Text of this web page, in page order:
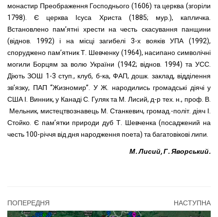
монастир Преображення Господнього (1606) та церква (згоріли
1798). Є церква Ісуса Христа (1885; мур.), капличка.
Встановлено пам’ятні хрести на честь скасування панщини
(віднов. 1992) і на місці загибелі 3-х вояків УПА (1992),
споруджено пам’ятник Т. Шевченку (1964), насипано символічні
могили Борцям за волю України (1942; віднов. 1994) та УСС.
Діють ЗОШ 1-3 ступ., клуб, б-ка, ФАП, дошк. заклад, відділення
зв’язку, ПАП “Жизномир”. У Ж. народились громадські діячі у
США І. Винник, у Канаді С. Гуляк та М. Лисий, д-р тех. н., проф. В.
Мельник, мистецтвознавець М. Станкевич, громад.-політ. діяч І.
Стойко. Є пам’ятки природи дуб Т. Шевченка (посаджений на
честь 100-річчя від дня народження поета) та багатовікові липи.
М. Лисий, Г. Яворський.
ПОПЕРЕДНЯ НАСТУПНА